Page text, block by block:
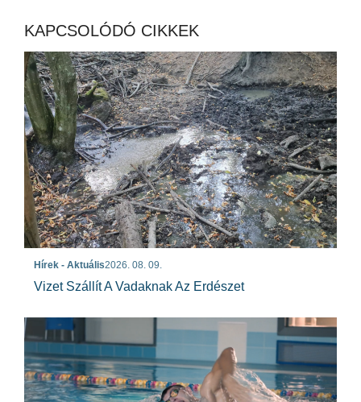
KAPCSOLÓDÓ CIKKEK
Hírek - Aktuális2026. 08. 09.
Vizet Szállít A Vadaknak Az Erdészet